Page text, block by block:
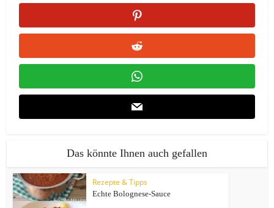
Das könnte Ihnen auch gefallen
Rezepte & Tipps
Echte Bolognese-Sauce